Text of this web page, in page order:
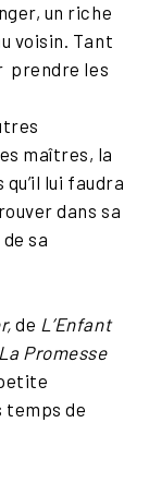
un riche
voisin. Tant
prendre les
maîtres, la
lui faudra
dans sa
sa
de L’Enfant
La Promesse
temps de